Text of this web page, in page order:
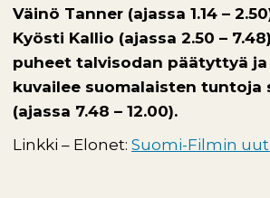
Väinö Tanner (ajassa 1.14 –
Kyösti Kallio (ajassa 2.50 –
puheet talvisodan päätyttyä
kuvailee suomalaisten tuntoja
(ajassa 7.48 – 12.00).
Linkki – Elonet: Suomi-Filmin